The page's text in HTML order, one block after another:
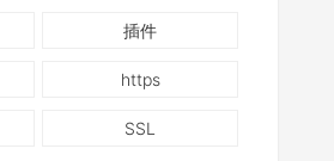
插件
https
SSL